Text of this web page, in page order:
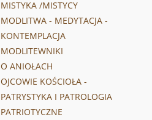
MISTYKA /MISTYCY
MODLITWA - MEDYTACJA -
KONTEMPLACJA
MODLITEWNIKI
O ANIOŁACH
OJCOWIE KOŚCIOŁA -
PATRYSTYKA I PATROLOGIA
PATRIOTYCZNE